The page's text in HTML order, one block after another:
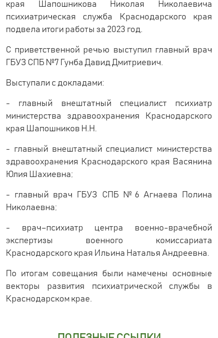
края Шапошникова Николая Николаевича
психиатрическая служба Краснодарского края
подвела итоги работы за 2023 год.
С приветственной речью выступил главный врач
ГБУЗ СПБ №7 Гунба Давид Дмитриевич.
Выступали с докладами:
- главный внештатный специалист психиатр
министерства здравоохранения Краснодарского
края Шапошников Н.Н.
- главный внештатный специалист министерства
здравоохранения Краснодарского края Васянина
Юлия Шахиевна;
- главный врач ГБУЗ СПБ №6 Агнаева Полина
Николаевна;
- врач–психиатр центра военно-врачебной
экспертизы военного комиссариата
Краснодарского края Ильина Наталья Андреевна.
По итогам совещания были намечены основные
векторы развития психиатрической службы в
Краснодарском крае.